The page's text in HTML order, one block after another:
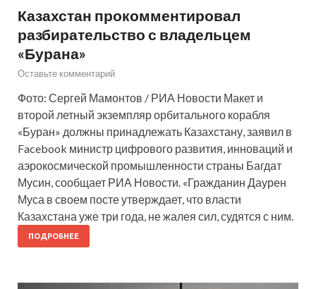
Казахстан прокомментировал
разбирательство с владельцем
«Бурана»
Оставьте комментарий
Фото: Сергей Мамонтов / РИА Новости Макет и
второй летный экземпляр орбитального корабля
«Буран» должны принадлежать Казахстану, заявил в
Facebook министр цифрового развития, инноваций и
аэрокосмической промышленности страны Багдат
Мусин, сообщает РИА Новости. «Гражданин Даурен
Муса в своем посте утверждает, что власти
Казахстана уже три года, не жалея сил, судятся с ним.
ПОДРОБНЕЕ